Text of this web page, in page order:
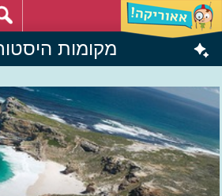
מקומות